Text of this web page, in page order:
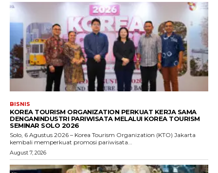
BISNIS
KOREA TOURISM ORGANIZATION PERKUAT KERJA SAMA
DENGANINDUSTRI PARIWISATA MELALUI KOREA TOURISM
SEMINAR SOLO 2026
Solo, 6 Agustus 2026 – Korea Tourism Organization (KTO) Jakarta
kembali memperkuat promosi pariwisata...
August 7, 2026